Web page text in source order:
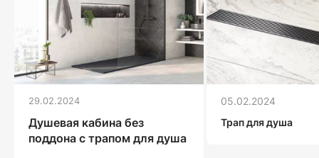
29.02.2024
Душевая кабина без
поддона с трапом для душа
05.02.2024
Трап для душа